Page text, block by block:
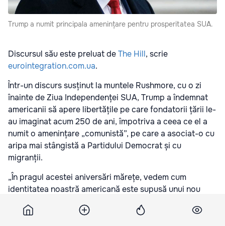
Trump a numit principala amenințare pentru prosperitatea SUA.
Discursul său este preluat deThe Hill, scrie
eurointegration.com.ua.
Într-un discurs susținut la muntele Rushmore, cu o zi
înainte de Ziua Independenței SUA, Trump a îndemnat
americanii să apere libertățile pe care fondatorii țării le-
au imaginat acum 250 de ani, împotriva a ceea ce el a
numit o amenințare „comunistă”, pe care a asociat-o cu
aripa mai stângistă a Partidului Democrat și cu
migranții.
„În pragul acestei aniversări mărețe, vedem cum
identitatea noastră americană este supusă unui nou
renaștere a amenințării comuniste, în special din partea